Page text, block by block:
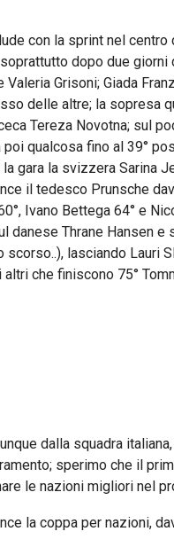
con la sprint nel
dopo due giorni
Valeria Grisoni; Giada
delle altre; la sopresa
Tereza Novotna; sul
qualcosa fino al 39°
gara la svizzera Sarina
il tedesco Prunsche
Ivano Bettega 64° e
danese Thrane Hansen
lasciando Lauri
che finiscono 75°
dalla squadra
sperimo che il
le nazioni migliori nel
la coppa per nazioni,